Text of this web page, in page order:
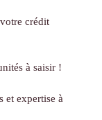
crédit
à saisir !
et expertise à